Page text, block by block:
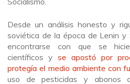
Desde un análisis honesto y
soviética de la época de Lenin y
encontrarse con que se
científicos y se apostó por
protegía el medio ambiente con
uso de pesticidas y abonos